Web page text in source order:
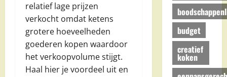
relatief lage prijzen
verkocht omdat ketens
grotere hoeveelheden
goederen kopen waardoor
het verkoopvolume stijgt.
Haal hier je voordeel uit en
budget
creatief
koken